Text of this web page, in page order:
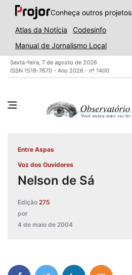
Conheça outros projetos
Atlas da Notícia
Codesinfo
Manual de Jornalismo Local
Sexta-feira, 7 de agosto de 2026
ISSN 1519-7670 - Ano 2026 - nº 1400
Entre Aspas
Voz dos Ouvidores
Nelson de Sá
Edição 275
por
4 de maio de 2004